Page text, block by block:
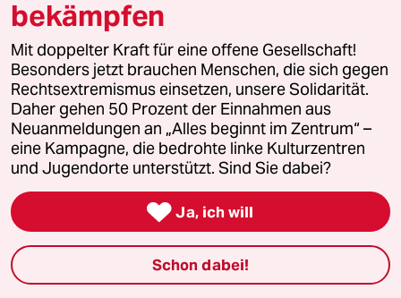
Mehr taz Lesestoff
taz Blogs
taz FUTURZWEI
Le Monde diplomatique
taz Archiv
bekämpfen
Mit doppelter Kraft für eine offene Gesellschaft!
Besonders jetzt brauchen Menschen, die sich gegen
Rechtsextremismus einsetzen, unsere Solidarität.
Daher gehen 50 Prozent der Einnahmen aus
Neuanmeldungen an „Alles beginnt im Zentrum“ –
eine Kampagne, die bedrohte linke Kulturzentren
und Jugendorte unterstützt. Sind Sie dabei?
 Ja, ich will
Schon dabei!